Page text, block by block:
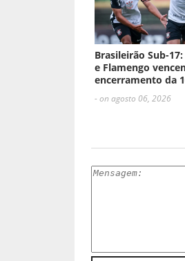
Brasileirão Sub-
e Flamengo
encerramento da
- on agosto 06, 2026